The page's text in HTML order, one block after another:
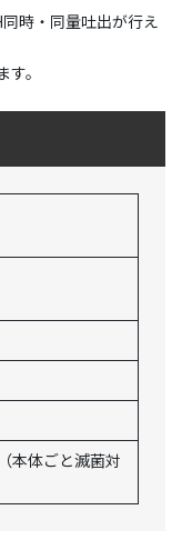
時・同量吐出が行え
。
本体ごと滅菌対